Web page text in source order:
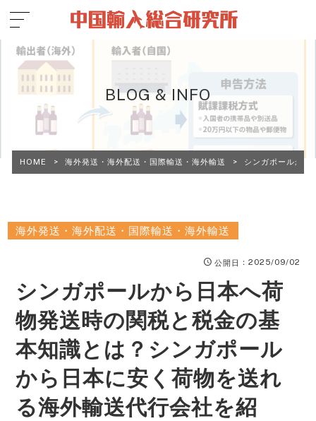
BLOG & INFO
HOME > 海外発送・海外配送・国際輸送・海外輸送 > シンガポールから
海外発送・海外配送・国際輸送・海外輸送
公開日 ：2025/09/02
シンガポールから日本へ荷
物発送時の関税と税金の基
本知識とは？シンガポール
から日本に安く荷物を送れ
る海外輸送代行会社を紹